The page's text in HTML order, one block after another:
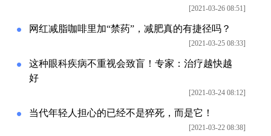
[2021-03-26 08:51]
网红减脂咖啡里加“禁药”，减肥真的有捷径吗？
[2021-03-25 08:33]
这种眼科疾病不重视会致盲！专家：治疗越快越
好
[2021-03-24 08:12]
当代年轻人担心的已经不是猝死，而是它！
[2021-03-22 08:38]